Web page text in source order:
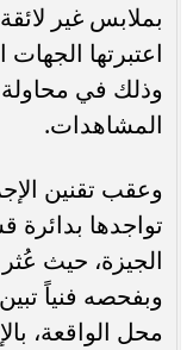
بملابس غير
اعتبرتها الجهات
وذلك في
المشاهدات.
وعقب تقنين
تواجدها
الجيزة، حيث
وبفحصه فنياً
محل الواقعة،